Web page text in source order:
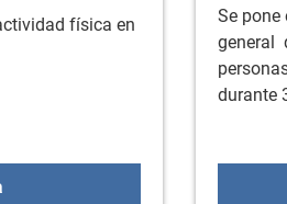
física en
Sesiones de orientación a la
Se pone
general
durante